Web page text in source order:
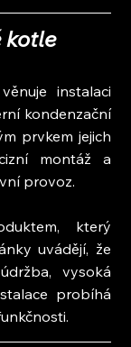
kotle
instalaci
kondenzační
prvkem jejich
montáž a
provoz.
který
uvádějí, že
vysoká
probíhá